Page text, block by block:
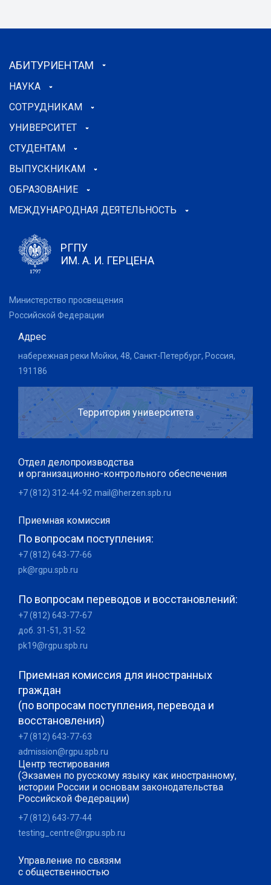
АБИТУРИЕНТАМ
НАУКА
СОТРУДНИКАМ
УНИВЕРСИТЕТ
СТУДЕНТАМ
ВЫПУСКНИКАМ
ОБРАЗОВАНИЕ
МЕЖДУНАРОДНАЯ ДЕЯТЕЛЬНОСТЬ
РГПУ
ИМ. А. И. ГЕРЦЕНА
Министерство просвещения
Российской Федерации
Адрес
набережная реки Мойки, 48, Санкт-Петербург, Россия,
191186
Территория университета
Отдел делопроизводства
и организационно-контрольного обеспечения
+7 (812) 312-44-92 mail@herzen.spb.ru
Приемная комиссия
По вопросам поступления:
+7 (812) 643-77-66
pk@rgpu.spb.ru
По вопросам переводов и восстановлений:
+7 (812) 643-77-67
доб. 31-51, 31-52
pk19@rgpu.spb.ru
Приемная комиссия для иностранных
граждан
(по вопросам поступления, перевода и
восстановления)
+7 (812) 643-77-63
admission@rgpu.spb.ru
Центр тестирования
(Экзамен по русскому языку как иностранному,
истории России и основам законодательства
Российской Федерации)
+7 (812) 643-77-44
testing_centre@rgpu.spb.ru
Управление по связям
с общественностью